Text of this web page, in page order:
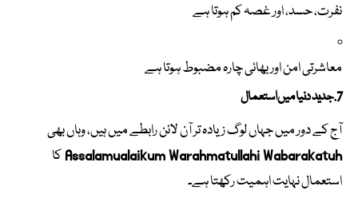
نفرت، حسد، اور غصہ کم ہوتا ہے
معاشرتی امن اور بھائی چارہ مضبوط ہوتا ہے
7. جدید دنیا میں استعمال
آج کے دور میں جہاں لوگ زیادہ تر آن لائن رابطے میں ہیں، وہاں بھی
Assalamualaikum Warahmatullahi Wabarakatuh کا
استعمال نہایت اہمیت رکھتا ہے۔